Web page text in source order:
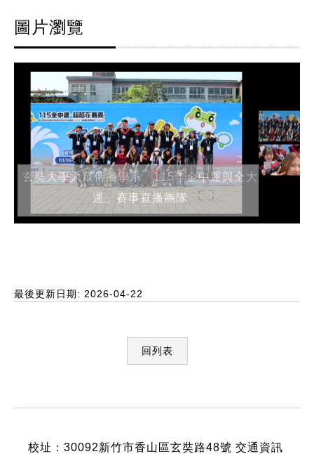
圖片瀏覽
玄奘大學大眾傳播學系「115年全中運與全大
運」賽事直播團隊
最後更新日期: 2026-04-22
回列表
校址：30092新竹市香山區玄奘路48號 交通資訊